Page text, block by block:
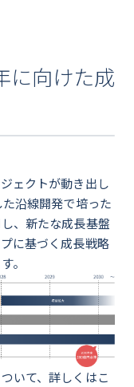
に向けた成
ェクトが動き出し
沿線開発で培った
、新たな成長基盤
に基づく成長戦略
。
いて、詳しくはこ